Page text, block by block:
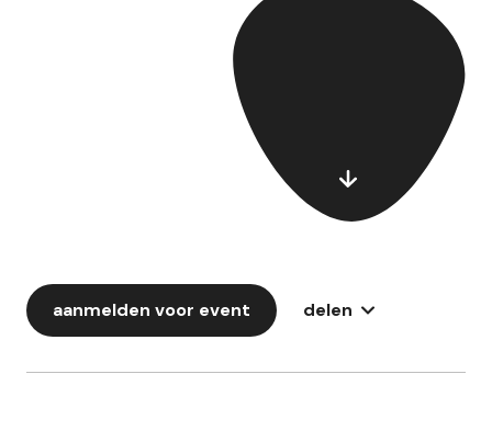
aanmelden voor event delen